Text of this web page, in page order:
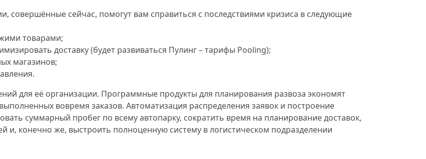
совершённые сейчас, помогут вам справиться с последствиями кризиса в следующие
товарами;
доставку (будет развиваться Пулинг – тарифы Pooling);
магазинов;
для её организации. Программные продукты для планирования развоза экономят
вовремя заказов. Автоматизация распределения заявок и построение
суммарный пробег по всему автопарку, сократить время на планирование доставок,
и, конечно же, выстроить полноценную систему в логистическом подразделении